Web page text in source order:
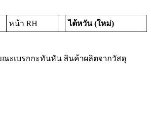
หน้า RH ไต้หวัน (ใหม่)
ณะเบรกกะทันหัน สินค้าผลิตจากวัสดุ